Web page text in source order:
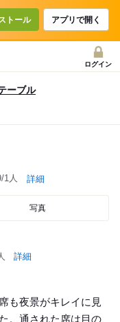
トール アプリで開く
ログイン
ーブル
1人 詳細
写真
詳細
も夜景がキレイに見
。通された席は目の